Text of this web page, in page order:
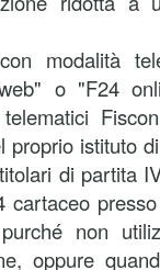
modalità
o "F24
proprio istituto
di partita
cartaceo
non
oppure